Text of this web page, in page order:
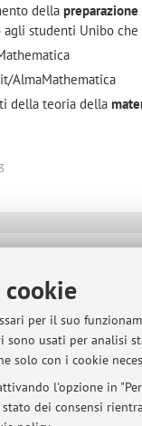
per il suo
usati per analisi
solo con i cookie
l'opzione in
dei consensi
della
studenti Unibo
AlmaMathematica
della teoria della
- Università di